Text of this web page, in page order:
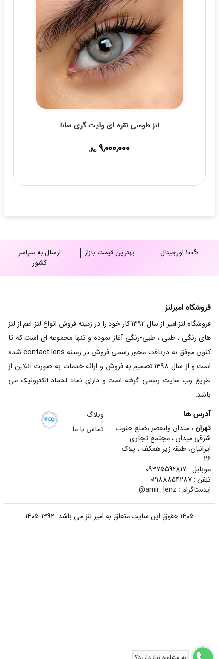
لنز طوسی نقره ای وایت گری سلنا
9,000,000 ریال
100% اورجینال بهترین قیمت بازار
ارسال به سراسر
کشور
فروشگاه امیرلنز
فروشگاه لنز امیر از سال 1392 کار خود را در زمینه فروش انواع لنز اعم از لنز
های رنگی ، طبی ، طبی-رنگی آغاز نموده و تنها مجموعه ای است که تا
کنون موفق به دریافت مجوز رسمی فروش در زمینه contact lens شده
است و از سال 1398 تصمیم به فروش و ارائه خدمات به صورت آنلاین از
طریق وب سایت رسمی گرفته است و دارای نماد اعتماد الکترونیک می
باشد.
آدرس ها
تهران ، میدان ولیعصر ،ضلع جنوب
شرقی میدان ، مجتمع تجاری
ایرانیان، طبقه زیر همکف ، پلاک
26
موبایل : 09375592817
تلفن : 02188854287
اینستاگرام : amir_lenz@
وبلاگ
تماس با ما
1405 حقوق این سایت متعلق به امیر لنز می باشد. 1392-1405